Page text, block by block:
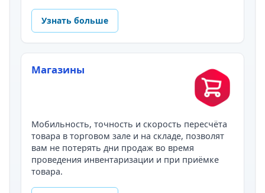
Узнать больше
Магазины
Мобильность, точность и скорость пересчёта
товара в торговом зале и на складе, позволят
вам не потерять дни продаж во время
проведения инвентаризации и при приёмке
товара.